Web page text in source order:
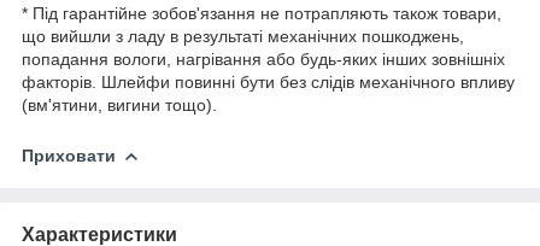
* Під гарантійне зобов'язання не потрапляють також товари,
що вийшли з ладу в результаті механічних пошкоджень,
попадання вологи, нагрівання або будь-яких інших зовнішніх
факторів. Шлейфи повинні бути без слідів механічного впливу
(вм'ятини, вигини тощо).
Приховати
Характеристики